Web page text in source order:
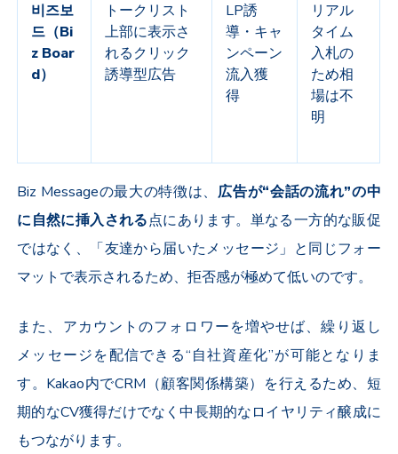
비즈보
드（Bi
z Boar
d）
トークリスト
上部に表示さ
れるクリック
誘導型広告
LP誘
導・キャ
ンペーン
流入獲
得
リアル
タイム
入札の
ため相
場は不
明
Biz Messageの最大の特徴は、広告が“会話の流れ”の中
に自然に挿入される点にあります。単なる一方的な販促
ではなく、「友達から届いたメッセージ」と同じフォー
マットで表示されるため、拒否感が極めて低いのです。
また、アカウントのフォロワーを増やせば、繰り返し
メッセージを配信できる“自社資産化”が可能となりま
す。 Kakao内でCRM （顧客関係構築）を行えるため、短
期的なCV獲得だけでなく中長期的なロイヤリティ醸成に
もつながります。